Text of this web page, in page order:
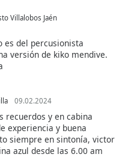
Villalobos Jaén
es del percusionista
versión de kiko mendive.
09.02.2024
recuerdos y en cabina
experiencia y buena
siempre en sintonía, victor
azul desde las 6.00 am